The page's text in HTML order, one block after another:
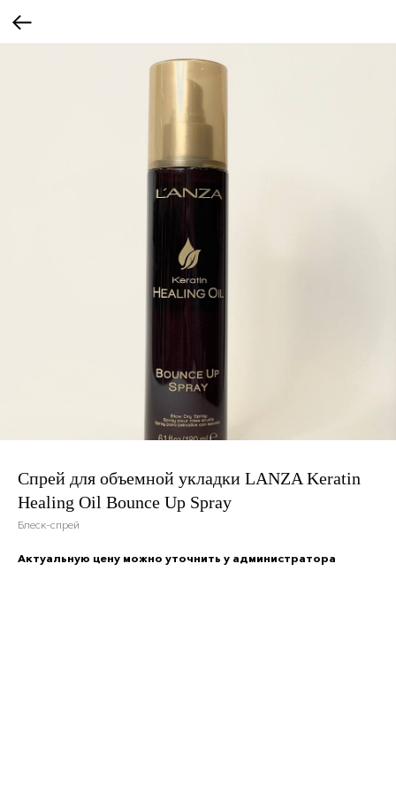
Спрей для объемной укладки LANZA Keratin
Healing Oil Bounce Up Spray
Блеск-спрей
Актуальную цену можно уточнить у администратора